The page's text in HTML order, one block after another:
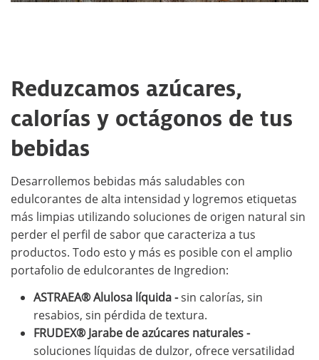
Reduzcamos azúcares,
calorías y octágonos de tus
bebidas
Desarrollemos bebidas más saludables con
edulcorantes de alta intensidad y logremos etiquetas
más limpias utilizando soluciones de origen natural sin
perder el perfil de sabor que caracteriza a tus
productos. Todo esto y más es posible con el amplio
portafolio de edulcorantes de Ingredion:
ASTRAEA® Alulosa líquida -sin calorías, sin
resabios, sin pérdida de textura.
FRUDEX® Jarabe de azúcares naturales -
soluciones líquidas de dulzor, ofrece versatilidad